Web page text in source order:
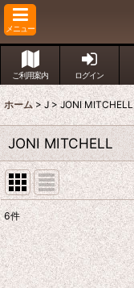
メニュー
ご利用案内 ログイン
ホーム > J > JONI MITCHELL
JONI MITCHELL
表示数:
並び順:
6件